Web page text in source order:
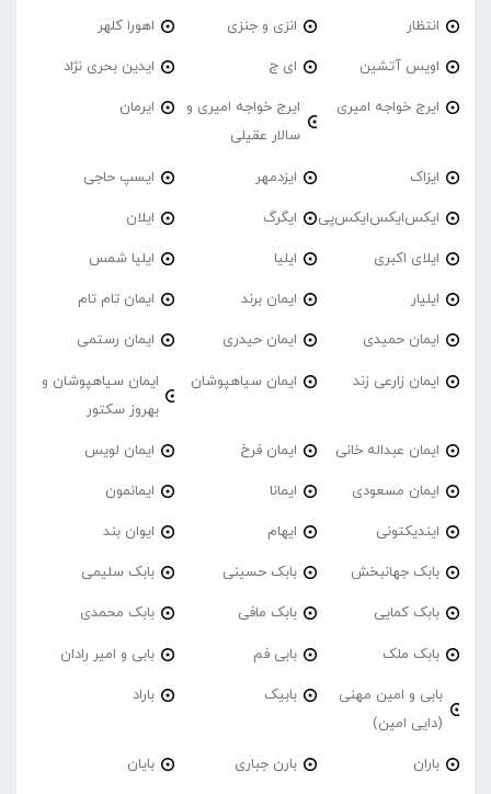
انتظار انزی و جنزی اهورا کلهر
اویس آتشین ای ج ایدین بحری نژاد
ایرج خواجه امیری
ایرج خواجه امیری و
سالار عقیلی
ایرمان
ایزاک ایزدمهر ایسپ حاجی
ایکس‌ایکس‌ایکس‌پی ایگرگ ایلان
ایلای اکبری ایلیا ایلیا شمس
ایلیار ایمان برند ایمان تام تام
ایمان حمیدی ایمان حیدری ایمان رستمی
ایمان زارعی زند ایمان سیاهپوشان
ایمان سیاهپوشان و
بهروز سکتور
ایمان عبداله خانی ایمان فرخ ایمان لویس
ایمان مسعودی ایمانا ایمانمون
ایندیکتونی ایهام ایوان بند
بابک جهانبخش بابک حسینی بابک سلیمی
بابک کمایی بابک مافی بابک محمدی
بابک ملک بابی فم بابی و امیر رادان
بابی و امین مهنی
(دایی امین)
بابیک باراد
باران بارن جباری بایان